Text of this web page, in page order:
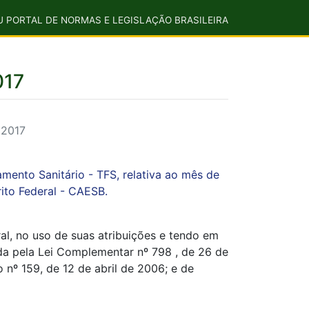
PORTAL DE NORMAS E LEGISLAÇÃO BRASILEIRA
Sanitário - TFS, relativa ao mês de
Federal - CAESB.
no uso de suas atribuições e tendo em
pela Lei Complementar nº 798 , de 26 de
159, de 12 de abril de 2006; e de